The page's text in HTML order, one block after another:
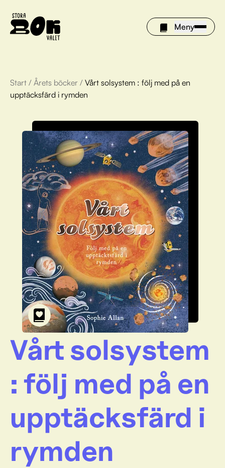
Meny
Årets böcker
Om Stora bokvalet
Olivia tipsar
Vinnare
FAQ
För bibliotek
Start / Årets böcker / Vårt solsystem : följ med på en
upptäcksfärd i rymden
Vårt solsystem
: följ med på en
upptäcksfärd i
rymden